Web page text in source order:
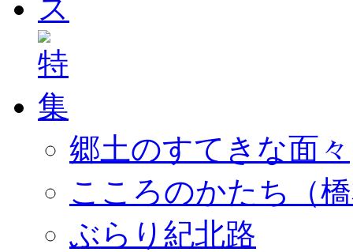
郷土のすてきな面々
こころのかたち（
ぶらり紀北路